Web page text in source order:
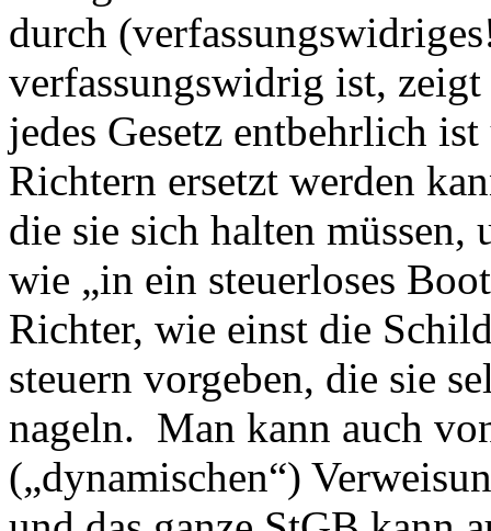
durch
verfassungswidrig ist,
jedes Gesetz entbehrlich
Richtern ersetzt werden
die sie sich halten
wie „in ein steuerloses
Richter, wie einst die
steuern vorgeben, die sie
nageln. Man kann auch
(„dynamischen“)